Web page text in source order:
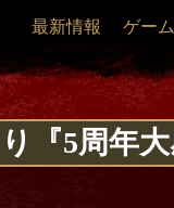
最新情報 ゲー
『5周年